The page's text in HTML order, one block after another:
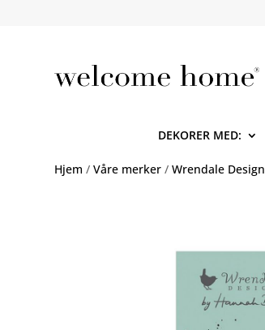
DEKORER MED:
Hjem /Våre merker /Wrendale Design